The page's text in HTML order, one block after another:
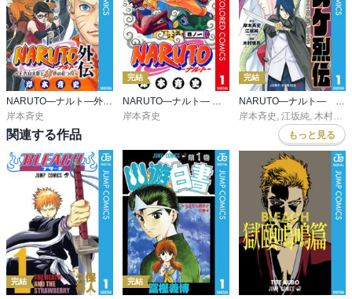
岸本斉史
完結
岸本斉史
完結
岸本斉史 江坂純 木村慎吾
関連する作品 もっと見る
完結 完結